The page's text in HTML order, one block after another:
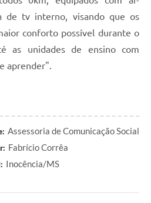
de tv interno, visando que os
conforto possível durante o
as unidades de ensino com
aprender".
Assessoria de Comunicação Social
Fabrício Corrêa
Inocência/MS